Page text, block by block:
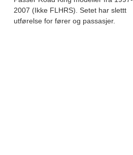
2007 (Ikke FLHRS). Setet har slettt
utførelse for fører og passasjer.